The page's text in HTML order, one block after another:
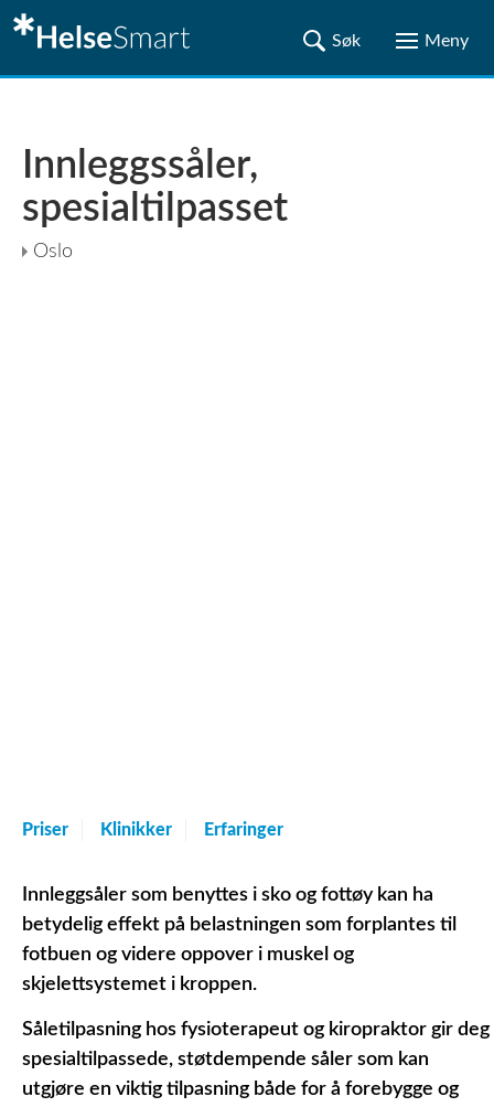
Innleggssåler,
spesialtilpasset
Oslo
Priser Klinikker Erfaringer
Innleggsåler som benyttes i sko og fottøy kan ha
betydelig effekt på belastningen som forplantes til
fotbuen og videre oppover i muskel og
skjelettsystemet i kroppen.
Såletilpasning hos fysioterapeut og kiropraktor gir deg
spesialtilpassede, støtdempende såler som kan
utgjøre en viktig tilpasning både for å forebygge og